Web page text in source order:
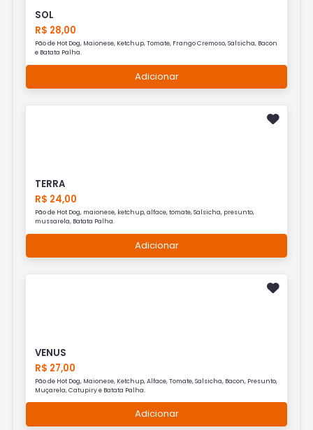
SOL
R$ 28,00
Pão de Hot Dog, Maionese, Ketchup, Tomate, Frango Cremoso, Salsicha, Bacon
e Batata Palha.
Adicionar
TERRA
R$ 24,00
Pão de Hot Dog, maionese, ketchup, alface, tomate, Salsicha, presunto,
mussarela, Batata Palha.
Adicionar
VENUS
R$ 27,00
Pão de Hot Dog, Maionese, Ketchup, Alface, Tomate, Salsicha, Bacon, Presunto,
Muçarela, Catupiry e Batata Palha.
Adicionar